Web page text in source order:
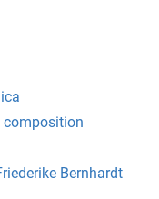
composition
Bernhardt